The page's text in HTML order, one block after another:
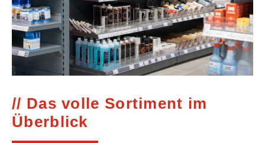
Das volle Sortiment im
Überblick